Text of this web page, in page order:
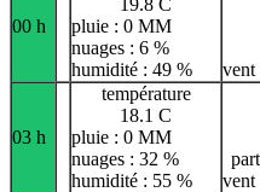
00 h
pluie : 0 MM
nuages : 6 %
humidité : 49 %
vent
03 h
température
18.1 C
pluie : 0 MM
nuages : 32 %
humidité : 55 %
vent